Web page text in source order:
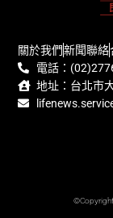
關於我們新聞聯絡
電話：
地址：台北市